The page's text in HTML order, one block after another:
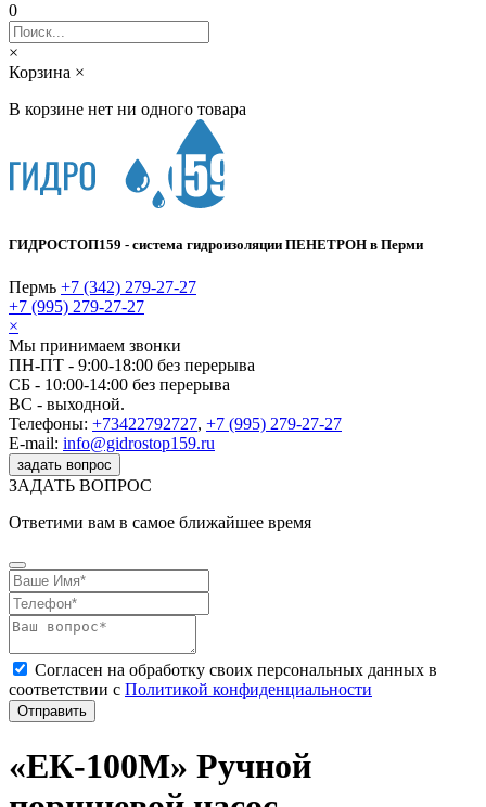
0
×
Корзина ×
В корзине нет ни одного товара
ГИДРОСТОП159 - система гидроизоляции ПЕНЕТРОН в Перми
Пермь +7 (342) 279-27-27
+7 (995) 279-27-27
×
Мы принимаем звонки
ПН-ПТ - 9:00-18:00 без перерыва
СБ - 10:00-14:00 без перерыва
ВС - выходной.
Телефоны: +73422792727, +7 (995) 279-27-27
E-mail: info@gidrostop159.ru
задать вопрос
ЗАДАТЬ ВОПРОС
Ответими вам в самое ближайшее время
Согласен на обработку своих персональных данных в
соответствии с Политикой конфиденциальности
Отправить
«ЕК-100М» Ручной